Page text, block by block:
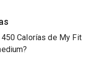
Calorías de My Fit